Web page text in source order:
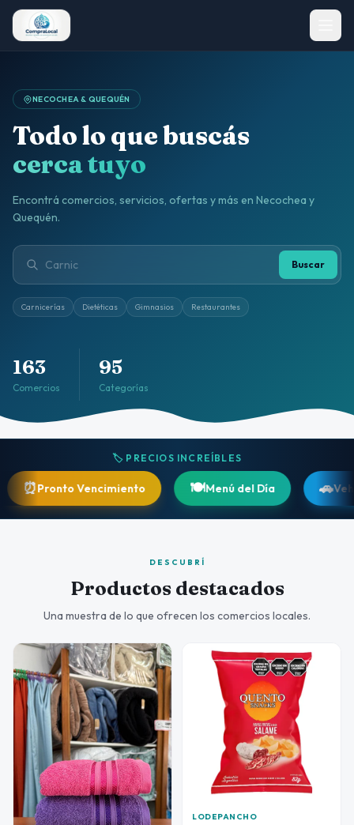
NECOCHEA & QUEQUÉN
Todo lo que buscás
cerca tuyo
Encontrá comercios, servicios, ofertas y más en Necochea y
Quequén.
Buscar
Carnicerías Dietéticas Gimnasios Restaurantes
163
Comercios
95
Categorías
🏷️ PRECIOS INCREÍBLES
Vencimiento 🍽️ Menú del Día 🚗 Vehículos
DESCUBRÍ
Productos destacados
Una muestra de lo que ofrecen los comercios locales.
LODEPANCHO